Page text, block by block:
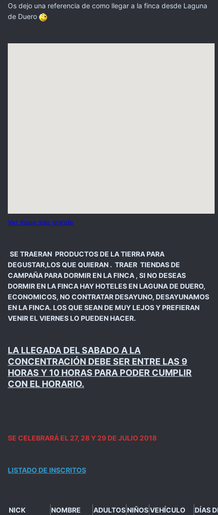
Os dejo una referencia de como llegar a la finca desde Laguna
de Duero
Ver mapa más grande
SE TRAERAN PRODUCTOS DE LA TIERRA PARA
DEGUSTAR,LOS QUE QUIERAN . TRAER TIENDAS DE
CAMPAÑA PARA DORMIR EN LA FINCA , SI NO DESEAS
DORMIR EN LA FINCA HAY HOTELES EN LAGUNA DE DUERO,
ECONOMICOS, NO CONTRATAR DESAYUNO, DESAYUNAMOS
EN LA FINCA. LOS QUE SEAN DE MUY LEJOS Y PREFIERAN
VENIR EL VIERNES LO PUEDEN HACER.
LA LLEGADA DEL SABADO A LA
CONCENTRACIÓN DEBE SER ENTRE LAS 9
HORAS Y 10 HORAS PARA PODER CUMPLIR
CON EL HORARIO.
SE CELEBRARÁ EL 27, 28 Y 29 DE JULIO 2018
LISTADO DE INSCRITOS
NICK NOMBRE ADULTOS NIÑOSVEHÍCULO
DÍAS